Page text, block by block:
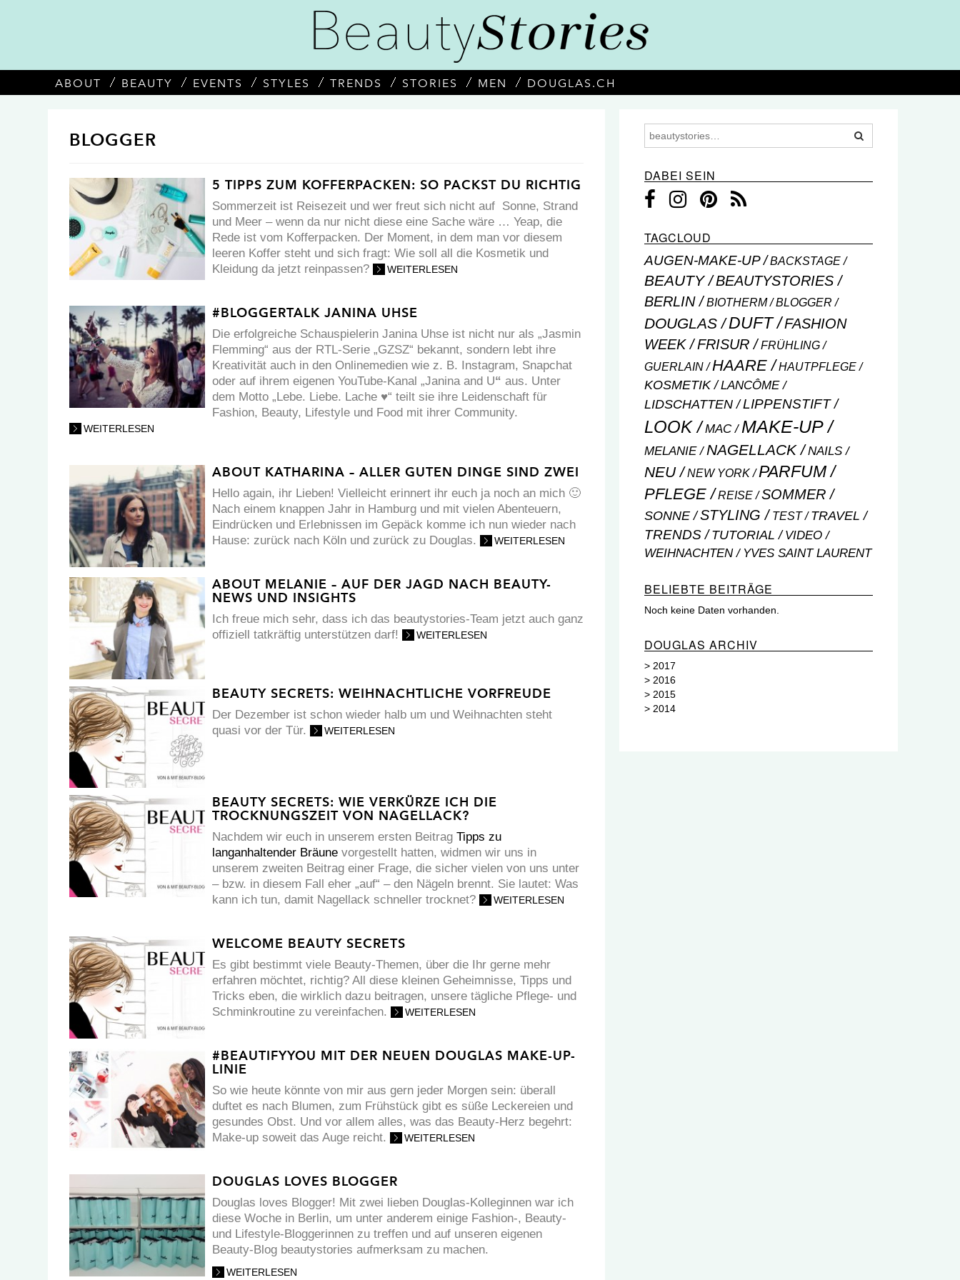
ABOUT BEAUTY EVENTS STYLES TRENDS STORIES MEN DOUGLAS.CH
BLOGGER
5 TIPPS ZUM KOFFERPACKEN: SO PACKST DU RICHTIG
Sommerzeit ist Reisezeit und wer freut sich nicht auf Sonne, Strand
und Meer – wenn da nur nicht diese eine Sache wäre … Yeap, die
Rede ist vom Kofferpacken. Der Moment, in dem man vor diesem
leeren Koffer steht und sich fragt: Wie soll all die Kosmetik und
Kleidung da jetzt reinpassen?
WEITERLESEN
#BLOGGERTALK JANINA UHSE
Die erfolgreiche Schauspielerin Janina Uhse ist nicht nur als „Jasmin
Flemming“ aus der RTL-Serie „GZSZ“ bekannt, sondern lebt ihre
Kreativität auch in den Onlinemedien wie z. B. Instagram, Snapchat
oder auf ihrem eigenen YouTube-Kanal „Janina and U“ aus. Unter
dem Motto „Lebe. Liebe. Lache ♥“ teilt sie ihre Leidenschaft für
Fashion, Beauty, Lifestyle und Food mit ihrer Community.
WEITERLESEN
ABOUT KATHARINA – ALLER GUTEN DINGE SIND ZWEI
Hello again, ihr Lieben! Vielleicht erinnert ihr euch ja noch an mich 🙂
Nach einem knappen Jahr in Hamburg und mit vielen Abenteuern,
Eindrücken und Erlebnissen im Gepäck komme ich nun wieder nach
Hause: zurück nach Köln und zurück zu Douglas.
WEITERLESEN
ABOUT MELANIE – AUF DER JAGD NACH BEAUTY-
NEWS UND INSIGHTS
Ich freue mich sehr, dass ich das beautystories-Team jetzt auch ganz
offiziell tatkräftig unterstützen darf!
WEITERLESEN
BEAUTY SECRETS: WEIHNACHTLICHE VORFREUDE
Der Dezember ist schon wieder halb um und Weihnachten steht
quasi vor der Tür.
WEITERLESEN
BEAUTY SECRETS: WIE VERKÜRZE ICH DIE
TROCKNUNGSZEIT VON NAGELLACK?
Nachdem wir euch in unserem ersten Beitrag Tipps zu
langanhaltender Bräune vorgestellt hatten, widmen wir uns in
unserem zweiten Beitrag einer Frage, die sicher vielen von uns unter
– bzw. in diesem Fall eher „auf“ – den Nägeln brennt. Sie lautet: Was
kann ich tun, damit Nagellack schneller trocknet?
WEITERLESEN
WELCOME BEAUTY SECRETS
Es gibt bestimmt viele Beauty-Themen, über die Ihr gerne mehr
erfahren möchtet, richtig? All diese kleinen Geheimnisse, Tipps und
Tricks eben, die wirklich dazu beitragen, unsere tägliche Pflege- und
Schminkroutine zu vereinfachen.
WEITERLESEN
#BEAUTIFYYOU MIT DER NEUEN DOUGLAS MAKE-UP-
LINIE
So wie heute könnte von mir aus gern jeder Morgen sein: überall
duftet es nach Blumen, zum Frühstück gibt es süße Leckereien und
gesundes Obst. Und vor allem alles, was das Beauty-Herz begehrt:
Make-up soweit das Auge reicht.
WEITERLESEN
DOUGLAS LOVES BLOGGER
Douglas loves Blogger! Mit zwei lieben Douglas-Kolleginnen war ich
diese Woche in Berlin, um unter anderem einige Fashion-, Beauty-
und Lifestyle-Bloggerinnen zu treffen und auf unseren eigenen
Beauty-Blog beautystories aufmerksam zu machen.
WEITERLESEN
DABEI SEIN
TAGCLOUD
AUGEN-MAKE-UP BACKSTAGE
BEAUTY
BEAUTYSTORIES
BERLIN
BIOTHERM BLOGGER
DOUGLAS DUFT
FASHION
WEEK
FRISUR FRÜHLING
GUERLAIN HAARE HAUTPFLEGE
KOSMETIK
LANCÔME
LIDSCHATTEN
LIPPENSTIFT
LOOK MAC MAKE-UP
MELANIE NAGELLACK NAILS
NEU NEW YORK PARFUM
PFLEGE REISE SOMMER
SONNE STYLING TEST TRAVEL
TRENDS TUTORIAL VIDEO
WEIHNACHTEN YVES SAINT LAURENT
BELIEBTE BEITRÄGE
Noch keine Daten vorhanden.
DOUGLAS ARCHIV
> 2017
> 2016
> 2015
> 2014